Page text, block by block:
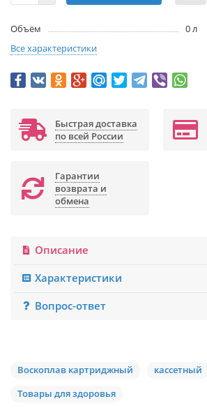
Объём
0 л
Все характеристики
Быстрая доставка
по всей России
Гарантии
возврата и
обмена
Описание
Характеристики
Вопрос-ответ
Воскоплав картриджный кассетный
Товары для здоровья